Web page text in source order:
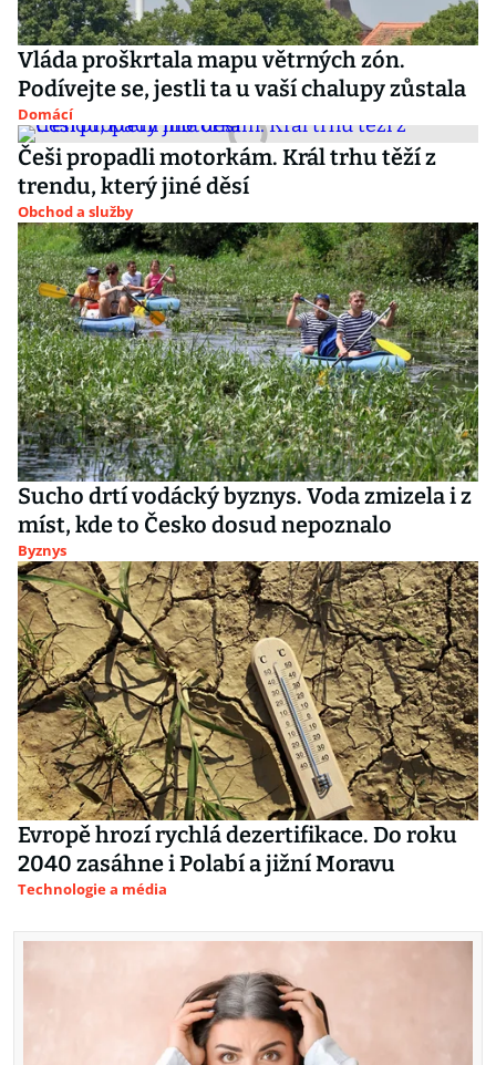
Vláda proškrtala mapu větrných zón.
Podívejte se, jestli ta u vaší chalupy zůstala
Domácí
Češi propadli motorkám. Král trhu těží z
trendu, který jiné děsí
Obchod a služby
Sucho drtí vodácký byznys. Voda zmizela i z
míst, kde to Česko dosud nepoznalo
Byznys
Evropě hrozí rychlá dezertifikace. Do roku
2040 zasáhne i Polabí a jižní Moravu
Technologie a média